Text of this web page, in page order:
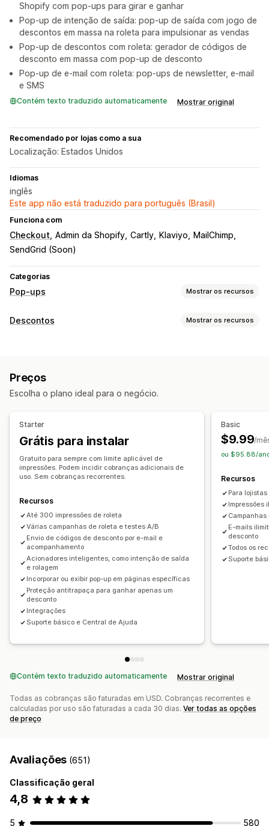
Shopify com pop-ups para girar e ganhar
Pop-up de intenção de saída: pop-up de saída com jogo de
descontos em massa na roleta para impulsionar as vendas
Pop-up de descontos com roleta: gerador de códigos de
desconto em massa com pop-up de desconto
Pop-up de e-mail com roleta: pop-ups de newsletter, e-mail
e SMS
Contém texto traduzido automaticamente Mostrar original
Recomendado por lojas como a sua
Localização: Estados Unidos
Idiomas
inglês
Este app não está traduzido para português (Brasil)
Funciona com
Checkout Admin da Shopify Cartly Klaviyo
MailChimp
SendGrid (Soon)
Categorias
Pop-ups Mostrar os recursos
Tipos de pop-ups
Gerenciamento de pop-ups
Lista de captura de SMS
Acionadores e regras
Automações Testes A/B
Descontos Mostrar os recursos
Descontos fixos
Descontos de carrinho Descontos no checkout
Descontos personalizados
Gerenciamento de descontos
Campanhas
Acionadores e regras
Lista de captura de e-mails
Lista de captura de SMS
Testes A/B
Preços
Escolha o plano ideal para o negócio.
Starter
Grátis para instalar
Gratuito para sempre com limite aplicável de
impressões. Podem incidir cobranças adicionais de
uso. Sem cobranças recorrentes.
Recursos
Até 300 impressões de roleta
Várias campanhas de roleta e testes A/B
Envio de códigos de desconto por e-mail e
acompanhamento
Acionadores inteligentes, como intenção de saída
e rolagem
Incorporar ou exibir pop-up em páginas específicas
Proteção antitrapaça para ganhar apenas um
desconto
Integrações
Suporte básico e Central de Ajuda
Basic
$9.99/
ou $95.88/
Recursos
Para
Impressões
E-mails
desconto
Todos os
Suporte
Contém texto traduzido automaticamente Mostrar original
Todas as cobranças são faturadas em USD. Cobranças recorrentes e
calculadas por uso são faturadas a cada 30 dias. Ver todas as opções
de preço
Avaliações (651)
Classificação geral
4,8
5 580